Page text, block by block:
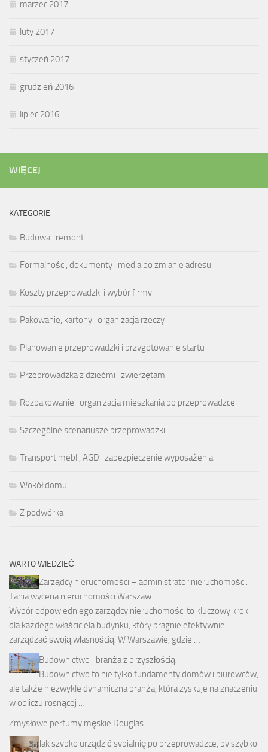
marzec 2017
luty 2017
styczeń 2017
grudzień 2016
lipiec 2016
WIĘCEJ
KATEGORIE
Budowa i remont
Formalności, dokumenty i media po zmianie adresu
Koszty przeprowadzki i wybór firmy
Pakowanie, kartony i organizacja rzeczy
Planowanie przeprowadzki i przygotowanie startu
Przeprowadzka z dziećmi i zwierzętami
Rozpakowanie i organizacja mieszkania po przeprowadzce
Szczególne scenariusze przeprowadzki
Transport mebli, AGD i zabezpieczenie wyposażenia
Wokół domu
Z podwórka
WARTO WIEDZIEĆ
Zarządcy nieruchomości – administrator nieruchomości.
Tania wycena nieruchomości Warszaw
Wybór odpowiedniego zarządcy nieruchomości to kluczowy krok
dla każdego właściciela budynku, który pragnie efektywnie
zarządzać swoją własnością. W Warszawie, gdzie …
Budownictwo- branża z przyszłością
Budownictwo to nie tylko fundamenty domów i biurowców,
ale także niezwykle dynamiczna branża, która zyskuje na znaczeniu
w obliczu rosnącej …
Zmysłowe perfumy męskie Douglas
Jak szybko urządzić sypialnię po przeprowadzce, by szybko